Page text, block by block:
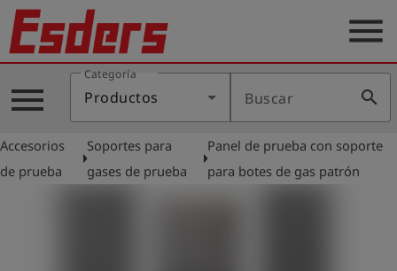
Productos
Blog
Aplicaciones
menu
menu
Categoría
Productos Buscar search
Accesorios
de prueba
arrow_right
Soportes para
gases de prueba
arrow_right
Panel de prueba con soporte
para botes de gas patrón